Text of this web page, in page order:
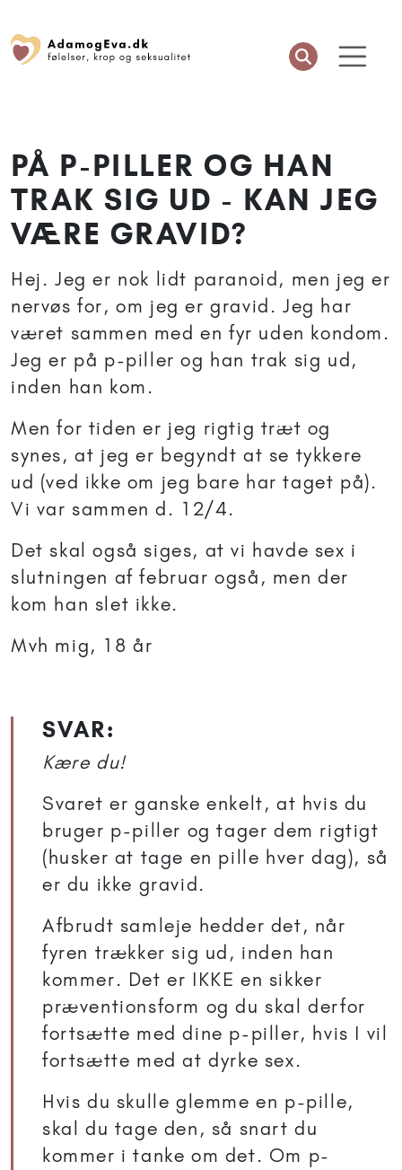
PÅ P-PILLER OG HAN
TRAK SIG UD - KAN JEG
VÆRE GRAVID?
Hej. Jeg er nok lidt paranoid, men jeg er
nervøs for, om jeg er gravid. Jeg har
været sammen med en fyr uden kondom.
Jeg er på p-piller og han trak sig ud,
inden han kom.
Men for tiden er jeg rigtig træt og
synes, at jeg er begyndt at se tykkere
ud (ved ikke om jeg bare har taget på).
Vi var sammen d. 12/4.
Det skal også siges, at vi havde sex i
slutningen af februar også, men der
kom han slet ikke.
Mvh mig, 18 år
SVAR:
Kære du!
Svaret er ganske enkelt, at hvis du
bruger p-piller og tager dem rigtigt
(husker at tage en pille hver dag), så
er du ikke gravid.
Afbrudt samleje hedder det, når
fyren trækker sig ud, inden han
kommer. Det er IKKE en sikker
præventionsform og du skal derfor
fortsætte med dine p-piller, hvis I vil
fortsætte med at dyrke sex.
Hvis du skulle glemme en p-pille,
skal du tage den, så snart du
kommer i tanke om det. Om p-